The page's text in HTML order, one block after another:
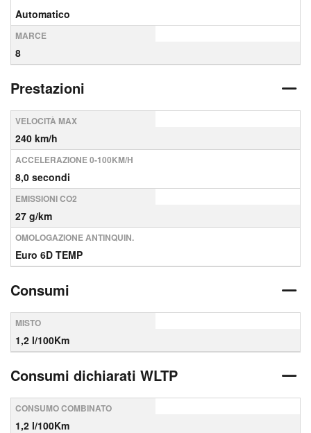
Automatico
MARCE
8
Prestazioni
VELOCITÀ MAX
240 km/h
ACCELERAZIONE 0-100KM/H
8,0 secondi
EMISSIONI CO2
27 g/km
OMOLOGAZIONE ANTINQUIN.
Euro 6D TEMP
Consumi
MISTO
1,2 l/100Km
Consumi dichiarati WLTP
CONSUMO COMBINATO
1,2 l/100Km